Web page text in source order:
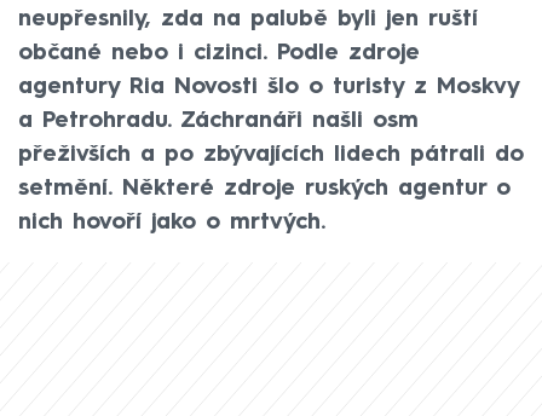
neupřesnily, zda na palubě byli jen ruští
občané nebo i cizinci. Podle zdroje
agentury Ria Novosti šlo o turisty z Moskvy
a Petrohradu. Záchranáři našli osm
přeživších a po zbývajících lidech pátrali do
setmění. Některé zdroje ruských agentur o
nich hovoří jako o mrtvých.